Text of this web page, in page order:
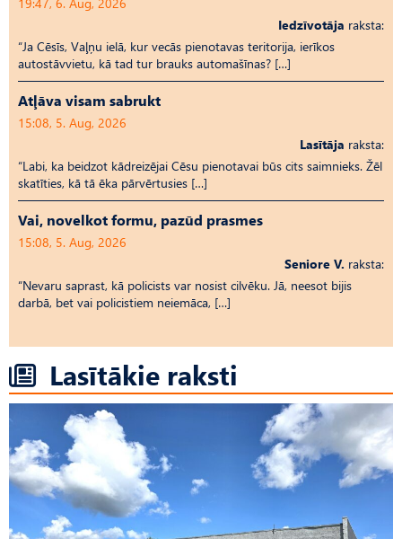
Iedzīvotāja raksta:
“Ja Cēsīs, Vaļņu ielā, kur vecās pienotavas teritorija, ierīkos
autostāvvietu, kā tad tur brauks automašīnas? […]
Atļāva visam sabrukt
15:08, 5. Aug, 2026
Lasītāja raksta:
“Labi, ka beidzot kādreizējai Cēsu pienotavai būs cits saimnieks. Žēl
skatīties, kā tā ēka pārvērtusies […]
Vai, novelkot formu, pazūd prasmes
15:08, 5. Aug, 2026
Seniore V. raksta:
“Nevaru saprast, kā policists var nosist cilvēku. Jā, neesot bijis
darbā, bet vai policistiem neiemāca, […]
Lasītākie raksti